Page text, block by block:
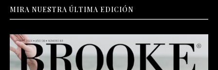
MIRA NUESTRA ÚLTIMA EDICIÓN